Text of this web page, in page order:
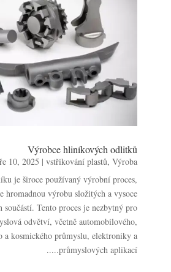
Výrobce hliníkových odlitků
10, 2025 |vstřikování plastů,Výroba
je široce používaný výrobní proces,
hromadnou výrobu složitých a vysoce
součástí. Tento proces je nezbytný pro
odvětví, včetně automobilového,
a kosmického průmyslu, elektroniky a
průmyslových aplikací.....